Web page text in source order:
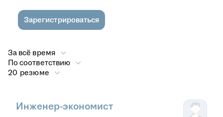
Зарегистрироваться
За всё время
По соответствию
20 резюме
Инженер-экономист